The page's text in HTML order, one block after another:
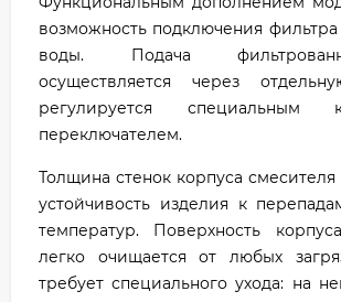
возможность подключения
воды. Подача
осуществляется через
регулируется специальным
переключателем.
Толщина стенок корпуса смесителя
устойчивость изделия к
температур. Поверхность
легко очищается от любых
требует специального ухода: на